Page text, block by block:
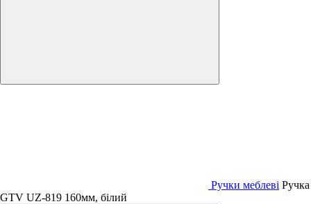
Ручки меблеві Ручка
GTV UZ-819 160мм, білий